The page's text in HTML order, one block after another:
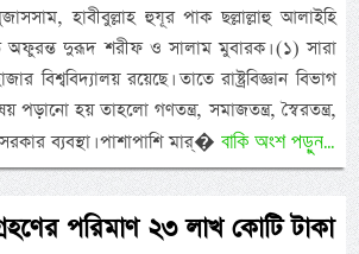
হাবীবুল্লাহ হুযূর পাক ছল্লাল্লাহু আলাইহি
অফুরন্ত দুরূদ শরীফ ও সালাম মুবারক। (১) সারা
বিশ্ববিদ্যালয় রয়েছে। তাতে রাষ্ট্রবিজ্ঞান বিভাগ
পড়ানো হয় তাহলো গণতন্ত্র, সমাজতন্ত্র, স্বৈরতন্ত্র,
সরকার ব্যবস্থা। পাশাপাশি মার্�বাকি অংশ পড়ুন...
পরিমাণ ২৩ লাখ কোটি টাকা